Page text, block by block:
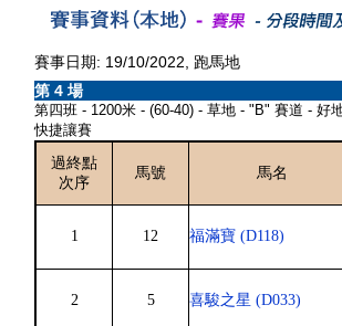
賽事日期: 19/10/2022, 跑馬地
第 4 場
第四班 - 1200米 - (60-40) - 草地 - "B" 賽道 - 好
快捷讓賽
過終點
次序
馬號
馬名
1 12 福滿寶 (D118)
2 5 喜駿之星 (D033)